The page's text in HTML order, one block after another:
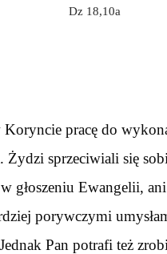
Dz 18,10a
pracę do
Żydzi sprzeciwiali się
głoszeniu Ewangelii,
porywczymi
Pan potrafi też